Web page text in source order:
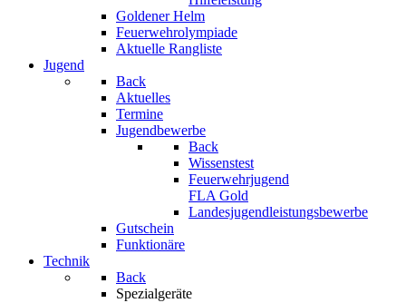
Goldener Helm
Feuerwehrolympiade
Aktuelle Rangliste
Jugend
Back
Aktuelles
Termine
Jugendbewerbe
Back
Wissenstest
Feuerwehrjugend
FLA Gold
Landesjugendleistungsbewerbe
Gutschein
Funktionäre
Technik
Back
Spezialgeräte